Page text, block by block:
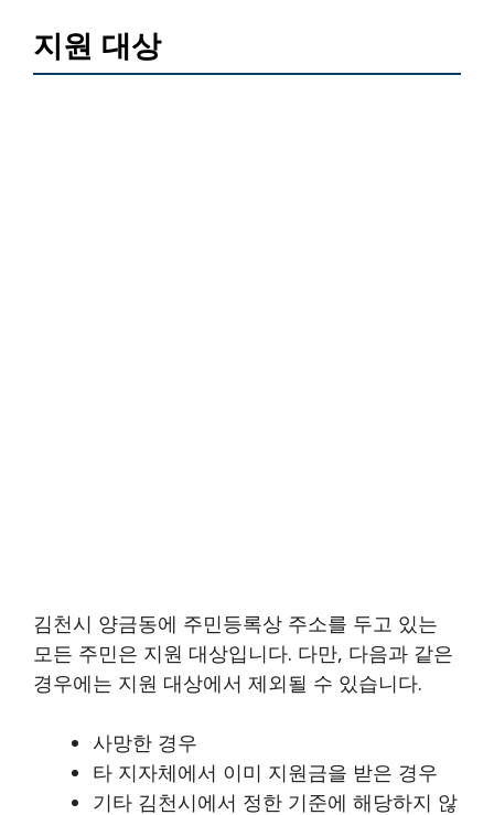
지원 대상
김천시 양금동에 주민등록상 주소를 두고 있는
모든 주민은 지원 대상입니다. 다만, 다음과 같은
경우에는 지원 대상에서 제외될 수 있습니다.
사망한 경우
타 지자체에서 이미 지원금을 받은 경우
기타 김천시에서 정한 기준에 해당하지 않